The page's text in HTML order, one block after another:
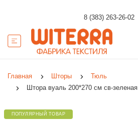
8 (383) 263-26-02
Главная Шторы
Тюль
Штора вуаль 200*270 см св-зеленая
ПОПУЛЯРНЫЙ ТОВАР